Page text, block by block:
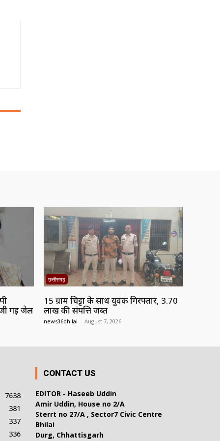
गई जेल
छत्तीसगढ़
15 ग्राम चिट्टा के साथ युवक गिरफ्तार, 3.70
लाख की संपत्ति जब्त
news36bhilai - August 7, 2026
7638
381
337
336
CONTACT US
EDITOR - Haseeb Uddin
Amir Uddin, House no 2/A
Sterrt no 27/A , Sector7 Civic Centre
Bhilai
Durg, Chhattisgarh